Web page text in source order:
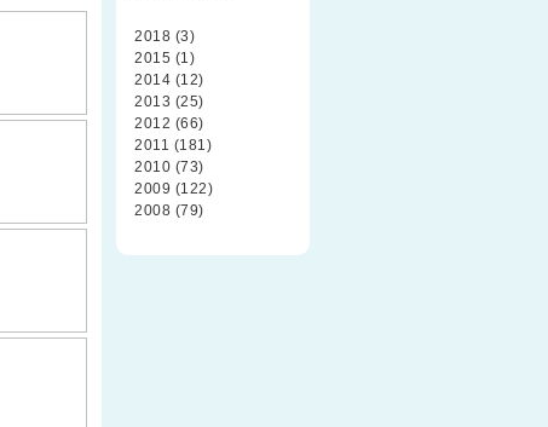
2018 (3)
2015 (1)
2014 (12)
2013 (25)
2012 (66)
2011 (181)
2010 (73)
2009 (122)
2008 (79)